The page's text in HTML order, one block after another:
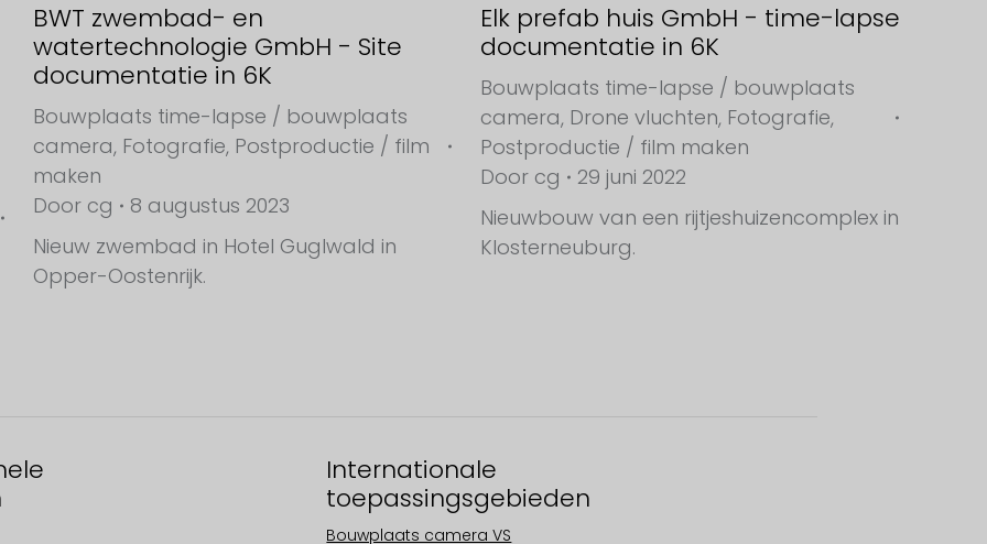
BWT zwembad- en
watertechnologie GmbH - Site
documentatie in 6K
Bouwplaats time-lapse / bouwplaats
camera, Fotografie, Postproductie / film
maken
Door cg
8 augustus 2023
Nieuw zwembad in Hotel Guglwald in
Opper-Oostenrijk.
Elk prefab huis GmbH - time-lapse
documentatie in 6K
Bouwplaats time-lapse / bouwplaats
camera, Drone vluchten, Fotografie,
Postproductie / film maken
Door cg
29 juni 2022
Nieuwbouw van een rijtjeshuizencomplex in
Klosterneuburg.
Internationale
toepassingsgebieden
Bouwplaats camera VS